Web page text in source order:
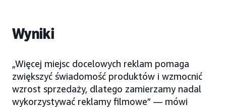
Wyniki
„Więcej miejsc docelowych reklam pomaga
zwiększyć świadomość produktów i wzmocnić
wzrost sprzedaży, dlatego zamierzamy nadal
wykorzystywać reklamy filmowe” — mówi